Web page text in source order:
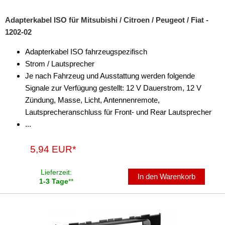
Adapterkabel ISO für Mitsubishi / Citroen / Peugeot / Fiat -
1202-02
Adapterkabel ISO fahrzeugspezifisch
Strom / Lautsprecher
Je nach Fahrzeug und Ausstattung werden folgende
Signale zur Verfügung gestellt: 12 V Dauerstrom, 12 V
Zündung, Masse, Licht, Antennenremote,
Lautsprecheranschluss für Front- und Rear Lautsprecher
...
5,94 EUR*
Lieferzeit:
1-3 Tage**
In den Warenkorb